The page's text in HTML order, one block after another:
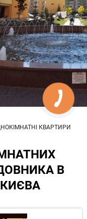
КВАРТИРИ
В